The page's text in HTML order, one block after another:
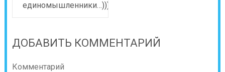
единомышленники…)))
ДОБАВИТЬ КОММЕНТАРИЙ
Комментарий